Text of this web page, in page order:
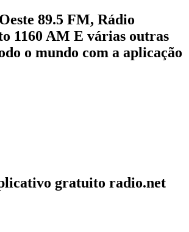
89.5 FM, Rádio
1160 AM E várias outras
o mundo com a aplicação
gratuito radio.net